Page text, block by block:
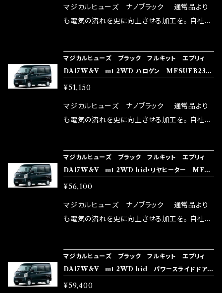
リットが無い。と。 コラボ開発製品です。 購入先
はこちらのマジカルヒューズ直販サイトと横浜に
rz）の2店舗の専売品になりますので宜しくお願
い致します。
マジカルヒューズ ナノブラック 通常品より
も電気の流れを更に向上させる加工を。 自社比
メ！ レーシングドライバーMAX織戸選手がテス
ターとなり吟味し時間を掛けて検証し、これは
体感出来て面白く、車には必ずプラスになりデメ
リットが無い。と。 コラボ開発製品です。 購入先
はこちらのマジカルヒューズ直販サイトと横浜に
rz）の2店舗の専売品になりますので宜しくお願
い致します。
マジカルヒューズ ブラック フルキット エブリィ
DA17W&V mt 2WD ハロゲン MFSUFB235
31個
¥51,150
マジカルヒューズ ナノブラック 通常品より
も電気の流れを更に向上させる加工を。 自社比
メ！ レーシングドライバーMAX織戸選手がテス
ターとなり吟味し時間を掛けて検証し、これは
体感出来て面白く、車には必ずプラスになりデメ
リットが無い。と。 コラボ開発製品です。 購入先
はこちらのマジカルヒューズ直販サイトと横浜に
rz）の2店舗の専売品になりますので宜しくお願
い致します。
マジカルヒューズ ブラック フルキット エブリィ
DA17W&V mt 2WD hid・リヤヒーター MFSU
FB234 34個
¥56,100
マジカルヒューズ ナノブラック 通常品より
も電気の流れを更に向上させる加工を。 自社比
メ！ レーシングドライバーMAX織戸選手がテス
ターとなり吟味し時間を掛けて検証し、これは
体感出来て面白く、車には必ずプラスになりデメ
マジカルヒューズ ブラック フルキット エブリィ
DA17W&V mt 2WD hid パワースライドドア・
リアヒーター MFSUFB233 36個
¥59,400